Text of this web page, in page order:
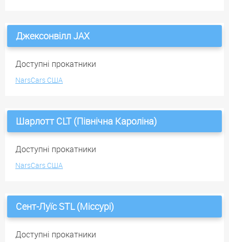
Джексонвілл JAX
Доступні прокатники
NarsCars США
Шарлотт CLT (Північна Кароліна)
Доступні прокатники
NarsCars США
Сент-Луїс STL (Міссурі)
Доступні прокатники